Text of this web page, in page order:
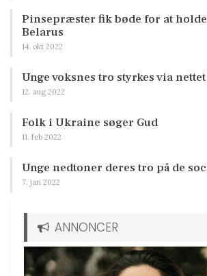
Pinsepræster fik bøde for at
Belarus
14. okt 2022
Unge voksnes tro styrkes via nettet
12. aug 2022
Folk i Ukraine søger Gud
11. feb 2022
Unge nedtoner deres tro på de
7. jan 2022
ANNONCER